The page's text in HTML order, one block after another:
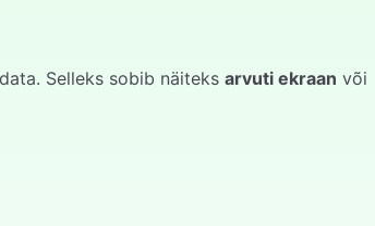
Selleks sobib näiteks arvuti ekraan või